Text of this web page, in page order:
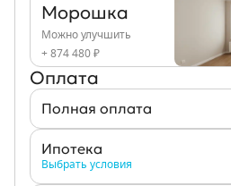
Морошка
Можно улучшить
+ 874 480 ₽
Оплата
Полная оплата
Ипотека
Выбрать условия